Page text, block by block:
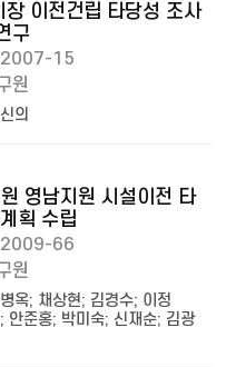
장 이전건립 타당성 조사
구
15
원
의
영남지원 시설이전 타
획 수립
66
원
옥; 채상현; 김경수; 이정
; 안준홍; 박미숙; 신재순; 김광